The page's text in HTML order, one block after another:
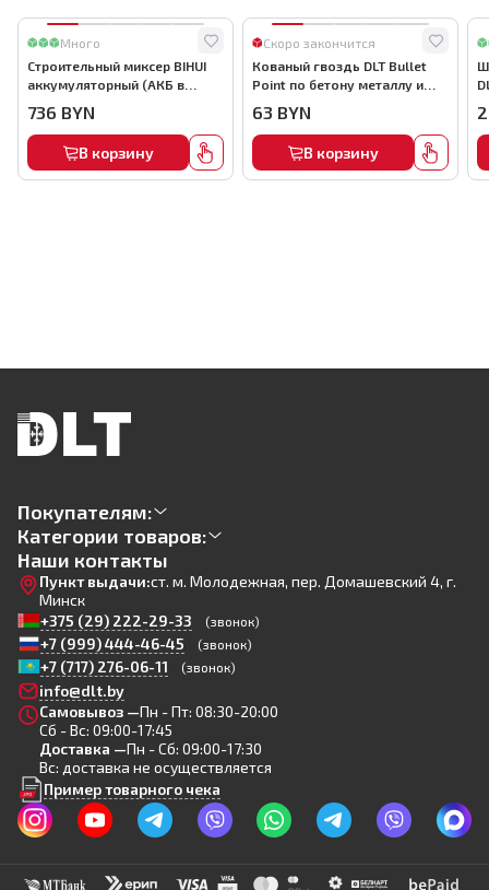
Много
Строительный миксер BIHUI
аккумуляторный (АКБ в
736 BYN
В корзину
Скоро закончится
Кованый гвоздь DLT Bullet
Point по бетону металлу и
арт.0116
63 BYN
В корзину
Покупателям:
Категории товаров:
Наши контакты
Пункт выдачи:ст. м. Молодежная, пер. Домашевский 4, г.
Минск
+375 (29) 222-29-33
(звонок)
+7 (999) 444-46-45 (звонок)
+7 (717) 276-06-11 (звонок)
info@dlt.by
Самовывоз —Пн - Пт: 08:30-20:00
Сб - Вс: 09:00-17:45
Доставка —Пн - Сб: 09:00-17:30
Вс: доставка не осуществляется
Пример товарного чека